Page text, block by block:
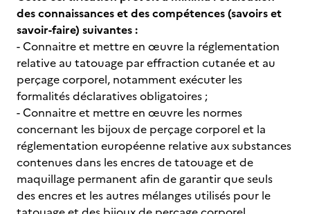
des connaissances et des compétences (savoirs et
savoir-faire) suivantes :
- Connaitre et mettre en œuvre la réglementation
relative au tatouage par effraction cutanée et au
perçage corporel, notamment exécuter les
formalités déclaratives obligatoires ;
- Connaitre et mettre en œuvre les normes
concernant les bijoux de perçage corporel et la
réglementation européenne relative aux substances
contenues dans les encres de tatouage et de
maquillage permanent afin de garantir que seuls
des encres et les autres mélanges utilisés pour le